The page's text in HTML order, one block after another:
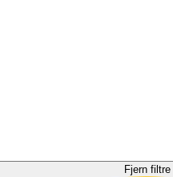
Fjern filtre